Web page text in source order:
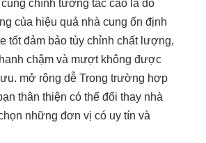
chính tương tác cao là do
của hiệu quả nhà cung ổn định
tốtđảm bảo tùy chỉnh chất lượng,
chậm và mượtkhông được
mở rộng dễ Trong trường hợp
thân thiện có thể đổi thay nhà
những đơn vị có uy tín và